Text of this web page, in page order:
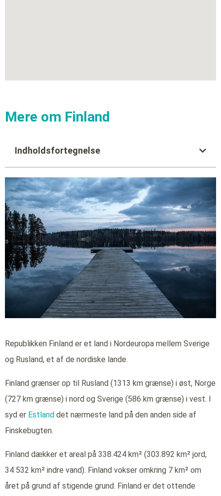
Mere om Finland
Indholdsfortegnelse
Republikken Finland er et land i Nordeuropa mellem Sverige
og Rusland, et af de nordiske lande.
Finland grænser op til Rusland (1313 km grænse) i øst, Norge
(727 km grænse) i nord og Sverige (586 km grænse) i vest. I
syd er Estland det nærmeste land på den anden side af
Finskebugten.
Finland dækker et areal på 338.424 km² (303.892 km² jord,
34 532 km² indre vand). Finland vokser omkring 7 km² om
året på grund af stigende grund. Finland er det ottende